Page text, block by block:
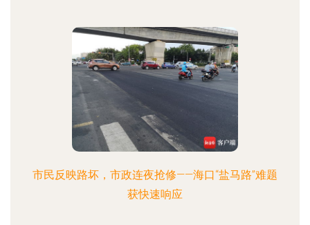
市民反映路坏，市政连夜抢修——海口“盐马路”难题
获快速响应